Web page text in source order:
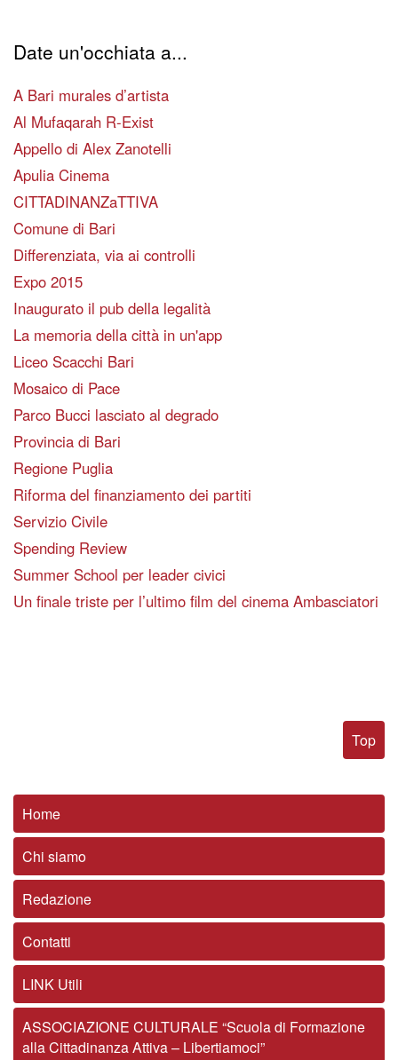
Date un'occhiata a...
A Bari murales d’artista
Al Mufaqarah R-Exist
Appello di Alex Zanotelli
Apulia Cinema
CITTADINANZaTTIVA
Comune di Bari
Differenziata, via ai controlli
Expo 2015
Inaugurato il pub della legalità
La memoria della città in un'app
Liceo Scacchi Bari
Mosaico di Pace
Parco Bucci lasciato al degrado
Provincia di Bari
Regione Puglia
Riforma del finanziamento dei partiti
Servizio Civile
Spending Review
Summer School per leader civici
Un finale triste per l’ultimo film del cinema Ambasciatori
Top
Home
Chi siamo
Redazione
Contatti
LINK Utili
ASSOCIAZIONE CULTURALE “Scuola di Formazione
alla Cittadinanza Attiva – Libertiamoci”